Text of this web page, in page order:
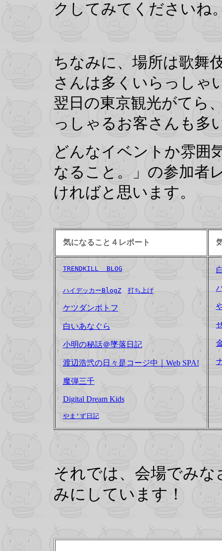
クしてみてくださいね
ちなみに、場所は歌舞
さんは多くいらっしゃ
翌日の東京観光がてら
っしゃるお客さんも多
どんなイベントか雰囲
なること。」の参加者
ければと思います。
気になること４レポート
TRENDKILL  BLOG
ハイデッカーBlogZ 打ち上げ
ケツダンポトフ
白いあなぐら
小明の秘話＠墜落日記
渡辺浩弐の日々是コージ中｜Web SPA!
魔弾三千
Digital Dream Kids
やま'ず日記
それでは、会場でみ
みにしています！